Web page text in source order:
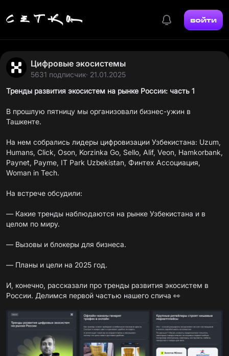
войти
Цифровые экосистемы
5631 подписчик· 21.01.2025
Тренды развития экосистем на рынке России: часть 1
В прошлую пятницу мы организовали бизнес-ужин в
Ташкенте.
На нем собрались лидеры цифровизации Узбекистана: Uzum,
Humans, Click, Oson, Korzinka Go, Sello, Alif, Veon, Hamkorbank,
Paynet, Payme, IT Park Uzbekistan, Финтех Ассоциация,
Woman in Tech.
На встрече обсудили:
— Какие тренды наблюдаются на рынке Узбекистана и в
целом по миру.
— Вызовы и блокеры для бизнеса.
— Планы и цели на 2025 год.
И, конечно, рассказали про тренды развития экосистем в
России. Делимся первой частью нашего спича 👀